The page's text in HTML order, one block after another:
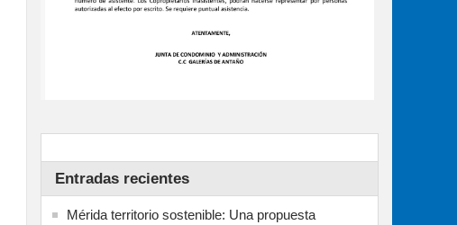
Entradas recientes
Mérida territorio sostenible: Una propuesta